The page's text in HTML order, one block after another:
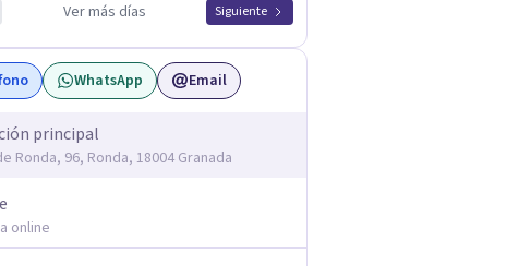
Ver más días Siguiente
WhatsApp Email
principal
Ronda, 96, Ronda, 18004 Granada
online